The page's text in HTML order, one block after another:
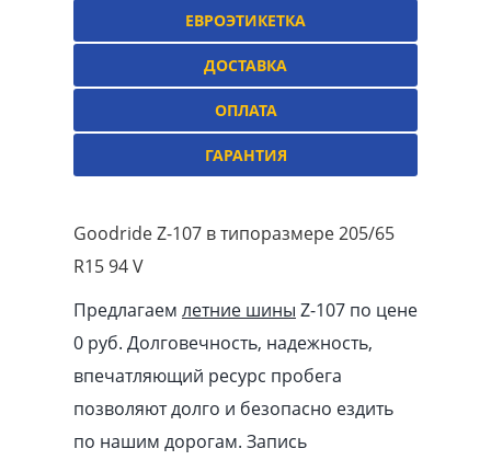
ЕВРОЭТИКЕТКА
ДОСТАВКА
ОПЛАТА
ГАРАНТИЯ
Goodride Z-107 в типоразмере 205/65
R15 94 V
Предлагаем летние шины Z-107 по цене
0 руб. Долговечность, надежность,
впечатляющий ресурс пробега
позволяют долго и безопасно ездить
по нашим дорогам. Запись